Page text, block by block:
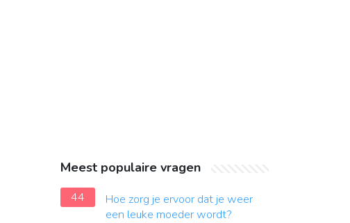
Meest populaire vragen
44
Hoe zorg je ervoor dat je weer
een leuke moeder wordt?